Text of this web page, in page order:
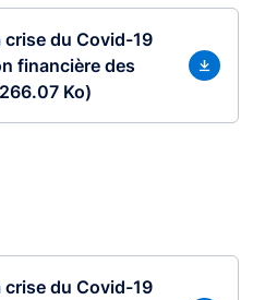
crise du Covid-19
financière des
Ko)
crise du Covid-19